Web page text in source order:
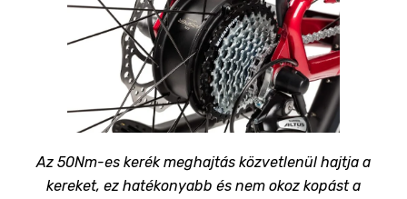
Az 50Nm-es kerék meghajtás közvetlenül hajtja a
kereket, ez hatékonyabb és nem okoz kopást a